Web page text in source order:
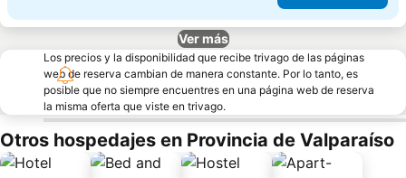
Ver más
Los precios y la disponibilidad que recibe trivago de las páginas
web de reserva cambian de manera constante. Por lo tanto, es
posible que no siempre encuentres en una página web de reserva
la misma oferta que viste en trivago.
Otros hospedajes en Provincia de Valparaíso